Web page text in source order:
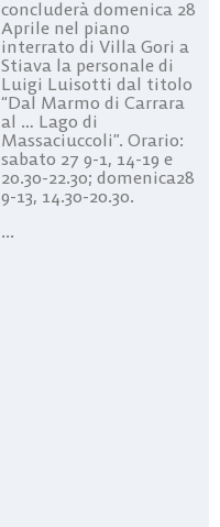
concluderà domenica 28
Aprile nel piano
interrato di Villa Gori a
Stiava la personale di
Luigi Luisotti dal titolo
“Dal Marmo di Carrara
al … Lago di
Massaciuccoli”. Orario:
sabato 27 9-1, 14-19 e
20.30-22.30; domenica28
9-13, 14.30-20.30.
...